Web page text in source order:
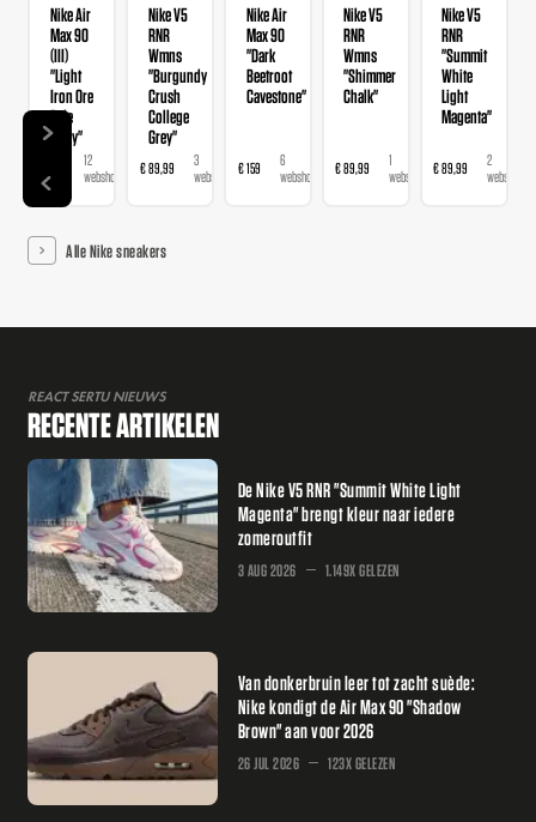
Nike Air
Max 90
(III)
"Light
Iron Ore
Pale
Ivory"
12
webshops
Nike V5
RNR
Wmns
"Burgundy
Crush
College
Grey"
€ 89,99
3
webshops
Nike Air
Max 90
"Dark
Beetroot
Cavestone"
€ 159
6
webshops
Nike V5
RNR
Wmns
"Shimmer
Chalk"
€ 89,99
1
webshop
Nike V5
RNR
"Summit
White
Light
Magenta"
€ 89,99
2
webshops
Alle Nike sneakers
REACT SERTU NIEUWS
RECENTE ARTIKELEN
De Nike V5 RNR "Summit White Light
Magenta" brengt kleur naar iedere
zomeroutfit
3 AUG 2026 1.149X GELEZEN
Van donkerbruin leer tot zacht suède:
Nike kondigt de Air Max 90 "Shadow
Brown" aan voor 2026
26 JUL 2026 123X GELEZEN